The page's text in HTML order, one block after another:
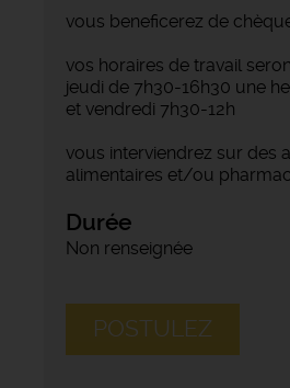
vous beneficerez de
vos horaires de travail
jeudi de 7h30-16h30 une
et vendredi 7h30-12h
vous interviendrez sur des
alimentaires et/ou
Durée
Non renseignée
POSTULEZ